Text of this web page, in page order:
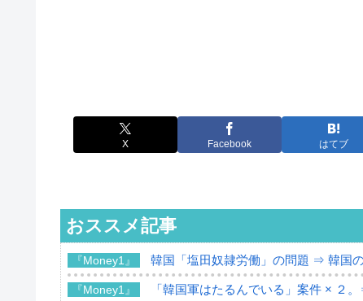
X Facebook はてブ
おススメ記事
『Money1』 韓国「塩田奴隷労働」の問題 ⇒ 韓国
『Money1』 「韓国軍はたるんでいる」案件 × ２